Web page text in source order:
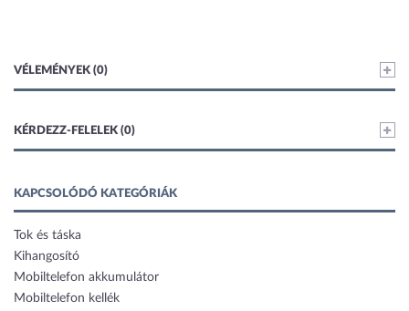
VÉLEMÉNYEK (0)
KÉRDEZZ-FELELEK (0)
KAPCSOLÓDÓ KATEGÓRIÁK
Tok és táska
Kihangosító
Mobiltelefon akkumulátor
Mobiltelefon kellék